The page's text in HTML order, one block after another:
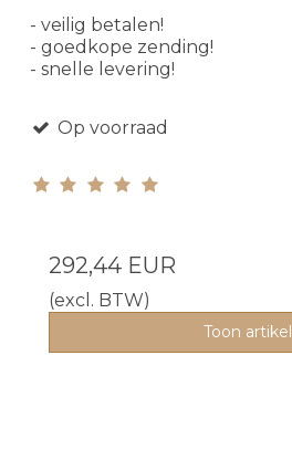
- veilig betalen!
- goedkope zending!
- snelle levering!
Op voorraad
292,44 EUR
(excl. BTW)
Toon artikel